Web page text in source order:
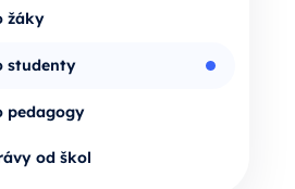
žáky
studenty
pedagogy
od škol